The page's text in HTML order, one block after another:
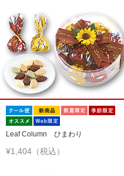
Leaf Column ひまわり
¥1,404（税込）